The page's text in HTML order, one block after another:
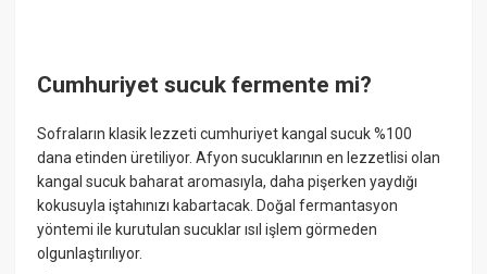
Cumhuriyet sucuk fermente mi?
Sofraların klasik lezzeti cumhuriyet kangal sucuk %100
dana etinden üretiliyor. Afyon sucuklarının en lezzetlisi olan
kangal sucuk baharat aromasıyla, daha pişerken yaydığı
kokusuyla iştahınızı kabartacak. Doğal fermantasyon
yöntemi ile kurutulan sucuklar ısıl işlem görmeden
olgunlaştırılıyor.